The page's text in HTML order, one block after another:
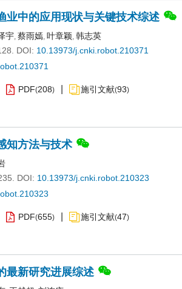
业中的应用现状与关键技术综述
宇, 蔡雨嫣, 叶章颖, 韩志英
DOI: 10.13973/j.cnki.robot.210371
PDF(208) 施引文献(93)
知方法与技术
DOI: 10.13973/j.cnki.robot.210323
PDF(655) 施引文献(47)
最新研究进展综述